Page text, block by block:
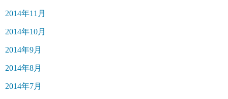
2014年11月
2014年10月
2014年9月
2014年8月
2014年7月